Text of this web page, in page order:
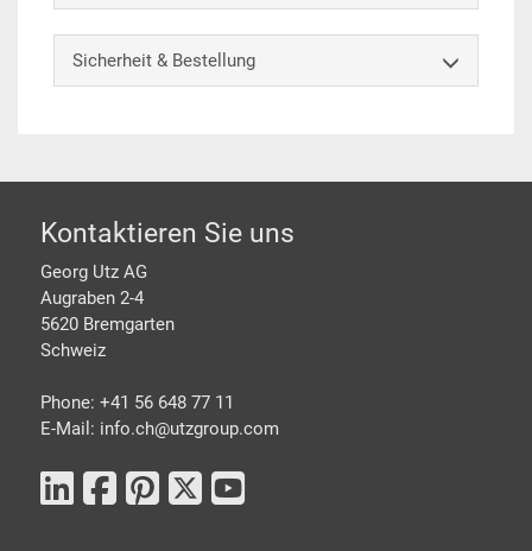
Sicherheit & Bestellung
Footer
Kontaktieren Sie uns
Georg Utz AG
Augraben 2-4
5620 Bremgarten
Schweiz
Phone: +41 56 648 77 11
E-Mail: info.ch@utzgroup.com